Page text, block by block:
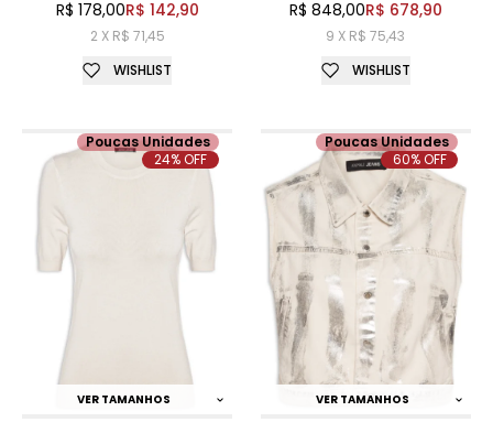
R$ 178,00R$ 142,90
2 X R$ 71,45
WISHLIST
R$ 848,00R$ 678,90
9 X R$ 75,43
WISHLIST
VER TAMANHOS
Poucas Unidades
24% OFF
VER TAMANHOS
Poucas Unidades
60% OFF